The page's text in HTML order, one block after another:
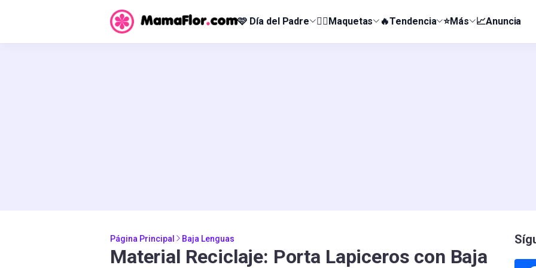
🩷 Día del Padre 👰‍♀️Maquetas 🔥Tendencia ⭐Más 📈Anuncia
Página Principal Baja Lenguas
Material Reciclaje: Porta Lapiceros con Baja